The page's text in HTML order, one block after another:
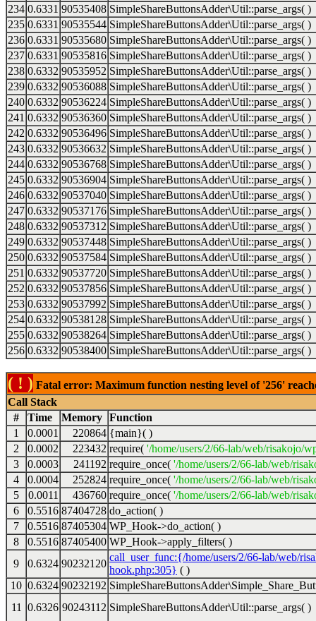
234 0.6331 90535408 SimpleShareButtonsAdder\Util::parse_args( )
235 0.6331 90535544 SimpleShareButtonsAdder\Util::parse_args( )
236 0.6331 90535680 SimpleShareButtonsAdder\Util::parse_args( )
237 0.6331 90535816 SimpleShareButtonsAdder\Util::parse_args( )
238 0.6332 90535952 SimpleShareButtonsAdder\Util::parse_args( )
239 0.6332 90536088 SimpleShareButtonsAdder\Util::parse_args( )
240 0.6332 90536224 SimpleShareButtonsAdder\Util::parse_args( )
241 0.6332 90536360 SimpleShareButtonsAdder\Util::parse_args( )
242 0.6332 90536496 SimpleShareButtonsAdder\Util::parse_args( )
243 0.6332 90536632 SimpleShareButtonsAdder\Util::parse_args( )
244 0.6332 90536768 SimpleShareButtonsAdder\Util::parse_args( )
245 0.6332 90536904 SimpleShareButtonsAdder\Util::parse_args( )
246 0.6332 90537040 SimpleShareButtonsAdder\Util::parse_args( )
247 0.6332 90537176 SimpleShareButtonsAdder\Util::parse_args( )
248 0.6332 90537312 SimpleShareButtonsAdder\Util::parse_args( )
249 0.6332 90537448 SimpleShareButtonsAdder\Util::parse_args( )
250 0.6332 90537584 SimpleShareButtonsAdder\Util::parse_args( )
251 0.6332 90537720 SimpleShareButtonsAdder\Util::parse_args( )
252 0.6332 90537856 SimpleShareButtonsAdder\Util::parse_args( )
253 0.6332 90537992 SimpleShareButtonsAdder\Util::parse_args( )
254 0.6332 90538128 SimpleShareButtonsAdder\Util::parse_args( )
255 0.6332 90538264 SimpleShareButtonsAdder\Util::parse_args( )
256 0.6332 90538400 SimpleShareButtonsAdder\Util::parse_args( )
( ! ) Fatal error: Maximum function nesting level of '256'
Call Stack
#
Time Memory Function
1
0.0001 220864 {main}( )
2
0.0002 223432 require( '/home/users/2/66-lab/web/risakojo/
3
0.0003 241192 require_once( '/home/users/2/66-lab/web/
4
0.0004 252824 require_once( '/home/users/2/66-lab/web/
5
0.0011 436760 require_once( '/home/users/2/66-lab/web/
6
0.5516 87404728 do_action( )
7
0.5516 87405304 WP_Hook->do_action( )
8
0.5516 87405400 WP_Hook->apply_filters( )
9
0.6324 90232120
call_user_func:{/home/users/2/66-lab/web/
hook.php:305} ( )
10 0.6324 90232192
11
0.6326 90243112 SimpleShareButtonsAdder\Util::parse_args( )